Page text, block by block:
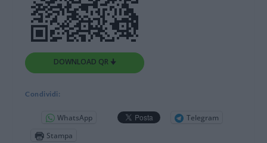
DOWNLOAD QR 🠋
Condividi:
WhatsApp
Telegram
Stampa